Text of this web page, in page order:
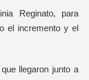
Reginato, para
el incremento y el
llegaron junto a